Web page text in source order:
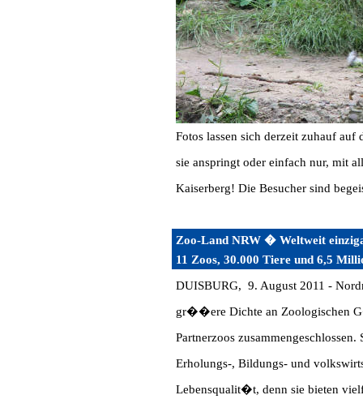
Fotos lassen sich derzeit zuhauf
sie anspringt oder einfach nur, mit
Kaiserberg! Die Besucher sind
Zoo-Land NRW � Weltweit
11 Zoos, 30.000 Tiere und 6,5
DUISBURG, 9. August 2011 -
gr��ere Dichte an Zoologischen
Partnerzoos
Erholungs-, Bildungs- und
Lebensqualit�t, denn sie bieten